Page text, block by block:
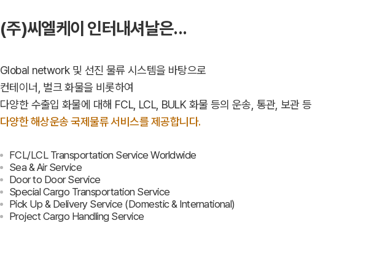
(주)씨엘케이 인터내셔날은...
Global network 및 선진 물류 시스템을 바탕으로
컨테이너, 벌크 화물을 비롯하여
다양한 수출입 화물에 대해 FCL, LCL, BULK 화물 등의 운송, 통관, 보관 등
다양한 해상운송 국제물류 서비스를 제공합니다.
FCL/LCL Transportation Service Worldwide
Sea & Air Service
Door to Door Service
Special Cargo Transportation Service
Pick Up & Delivery Service (Domestic & International)
Project Cargo Handling Service